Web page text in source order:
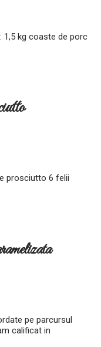
1,5 kg coaste de porc
prosciutto 6 felii
pe parcursul
calificat in